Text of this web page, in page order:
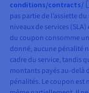
conditions/contracts/
pas partie de l’assiette
niveaux de services
du coupon consomme
donné, aucune pénalité
cadre du service, tandis
montants payés au-delà
pénalités. Le coupon est